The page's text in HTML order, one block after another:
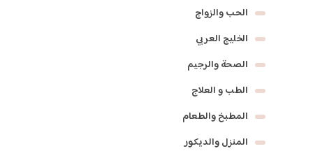
الحب والزواج
الخليج العربي
الصحة والرجيم
الطب و العلاج
المطبخ والطعام
المنزل والديكور